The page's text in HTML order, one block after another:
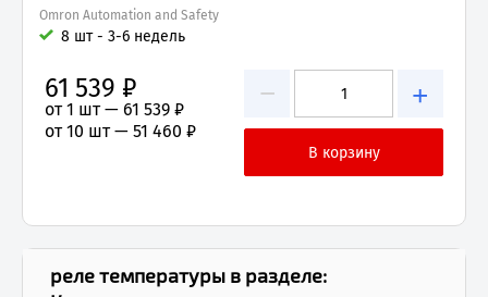
Omron Automation and Safety
8 шт - 3-6 недель
− +
61 539 ₽
от 1 шт — 61 539 ₽
от 10 шт — 51 460 ₽
реле температуры в разделе: